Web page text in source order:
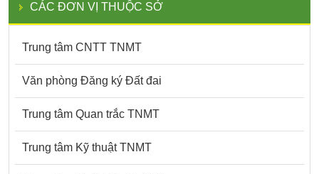
CÁC ĐƠN VỊ THUỘC SỞ
Trung tâm CNTT TNMT
Văn phòng Đăng ký Đất đai
Trung tâm Quan trắc TNMT
Trung tâm Kỹ thuật TNMT